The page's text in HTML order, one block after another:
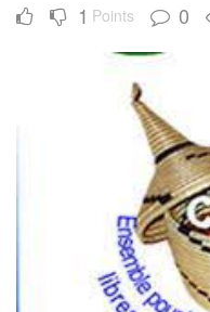
1 Points 0